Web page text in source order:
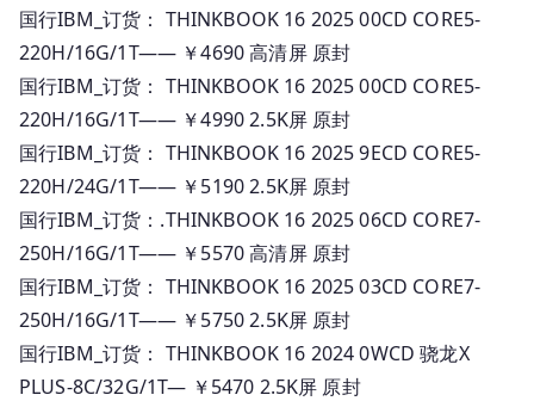
国行IBM_订货： THINKBOOK 16 2025 00CD CORE5-
220H/16G/1T—— ￥4690 高清屏 原封
国行IBM_订货： THINKBOOK 16 2025 00CD CORE5-
220H/16G/1T—— ￥4990 2.5K屏 原封
国行IBM_订货： THINKBOOK 16 2025 9ECD CORE5-
220H/24G/1T—— ￥5190 2.5K屏 原封
国行IBM_订货：.THINKBOOK 16 2025 06CD CORE7-
250H/16G/1T—— ￥5570 高清屏 原封
国行IBM_订货： THINKBOOK 16 2025 03CD CORE7-
250H/16G/1T—— ￥5750 2.5K屏 原封
国行IBM_订货： THINKBOOK 16 2024 0WCD 骁龙X
PLUS-8C/32G/1T— ￥5470 2.5K屏 原封